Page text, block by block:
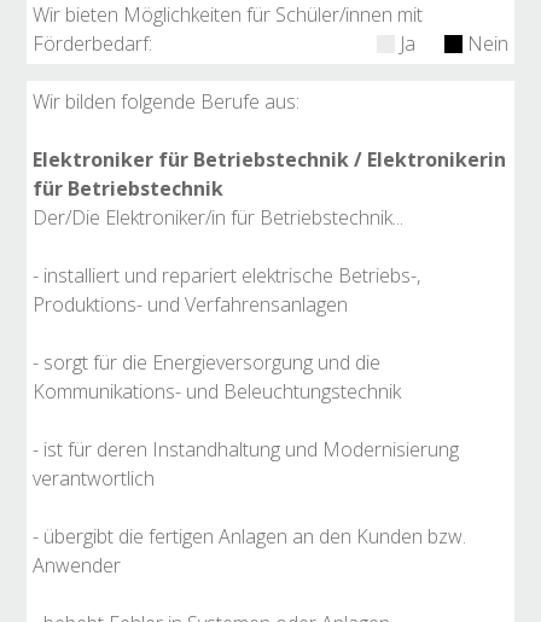
Wir bieten Möglichkeiten für Schüler/innen mit
Förderbedarf:
Ja Nein
Wir bilden folgende Berufe aus:
Elektroniker für Betriebstechnik / Elektronikerin
für Betriebstechnik
Der/Die Elektroniker/in für Betriebstechnik...
- installiert und repariert elektrische Betriebs-,
Produktions- und Verfahrensanlagen
- sorgt für die Energieversorgung und die
Kommunikations- und Beleuchtungstechnik
- ist für deren Instandhaltung und Modernisierung
verantwortlich
- übergibt die fertigen Anlagen an den Kunden bzw.
Anwender